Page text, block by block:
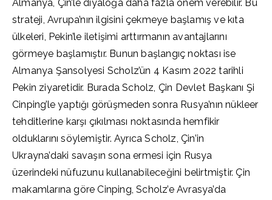
Almanya, Çin’le diyaloğa daha fazla önem verebilir. Bu
strateji, Avrupa’nın ilgisini çekmeye başlamış ve kıta
ülkeleri, Pekin’le iletişimi arttırmanın avantajlarını
görmeye başlamıştır. Bunun başlangıç noktası ise
Almanya Şansolyesi Scholz’ün 4 Kasım 2022 tarihli
Pekin ziyaretidir. Burada Scholz, Çin Devlet Başkanı Şi
Cinping’le yaptığı görüşmeden sonra Rusya’nın nükleer
tehditlerine karşı çıkılması noktasında hemfikir
olduklarını söylemiştir. Ayrıca Scholz, Çin’in
Ukrayna’daki savaşın sona ermesi için Rusya
üzerindeki nüfuzunu kullanabileceğini belirtmiştir. Çin
makamlarına göre Cinping, Scholz’e Avrasya’da